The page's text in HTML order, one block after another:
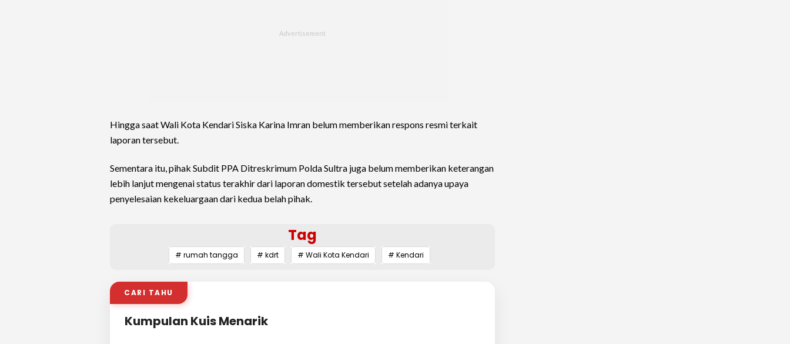
Hingga saat Wali Kota Kendari Siska Karina Imran belum memberikan respons resmi terkait
laporan tersebut.
Sementara itu, pihak Subdit PPA Ditreskrimum Polda Sultra juga belum memberikan keterangan
lebih lanjut mengenai status terakhir dari laporan domestik tersebut setelah adanya upaya
penyelesaian kekeluargaan dari kedua belah pihak.
Tag
# rumah tangga # kdrt # Wali Kota Kendari # Kendari
CARI TAHU
Kumpulan Kuis Menarik